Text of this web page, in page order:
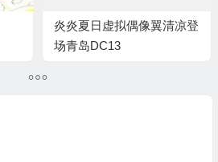
炎炎夏日虚拟偶像翼清凉登
场青岛DC13